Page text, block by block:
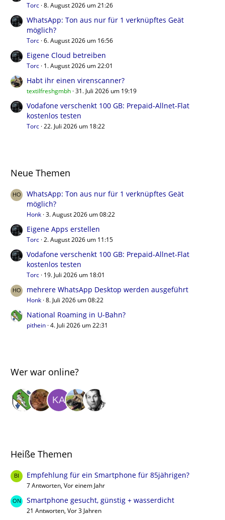
Torc 8. August 2026 um 21:26
WhatsApp: Ton aus nur für 1 verknüpftes Geät
möglich?
Torc 6. August 2026 um 16:56
Eigene Cloud betreiben
Torc 1. August 2026 um 22:01
Habt ihr einen virenscanner?
textilfreshgmbh 31. Juli 2026 um 19:19
Vodafone verschenkt 100 GB: Prepaid-Allnet-Flat
kostenlos testen
Torc 22. Juli 2026 um 18:22
Neue Themen
WhatsApp: Ton aus nur für 1 verknüpftes Geät
möglich?
Honk 3. August 2026 um 08:22
Eigene Apps erstellen
Torc 2. August 2026 um 11:15
Vodafone verschenkt 100 GB: Prepaid-Allnet-Flat
kostenlos testen
Torc 19. Juli 2026 um 18:01
mehrere WhatsApp Desktop werden ausgeführt
Honk 8. Juli 2026 um 08:22
National Roaming in U-Bahn?
pithein 4. Juli 2026 um 22:31
Wer war online?
Heiße Themen
Empfehlung für ein Smartphone für 85jährigen?
7 Antworten, Vor einem Jahr
Smartphone gesucht, günstig + wasserdicht
21 Antworten, Vor 3 Jahren